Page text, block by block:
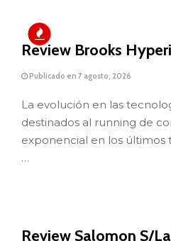
Review Brooks
Publicado en 7 agosto, 2026
La evolución en las
destinados al running de
exponencial en los últimos
…
Review Salomon S/